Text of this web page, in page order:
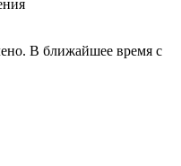
В ближайшее время с